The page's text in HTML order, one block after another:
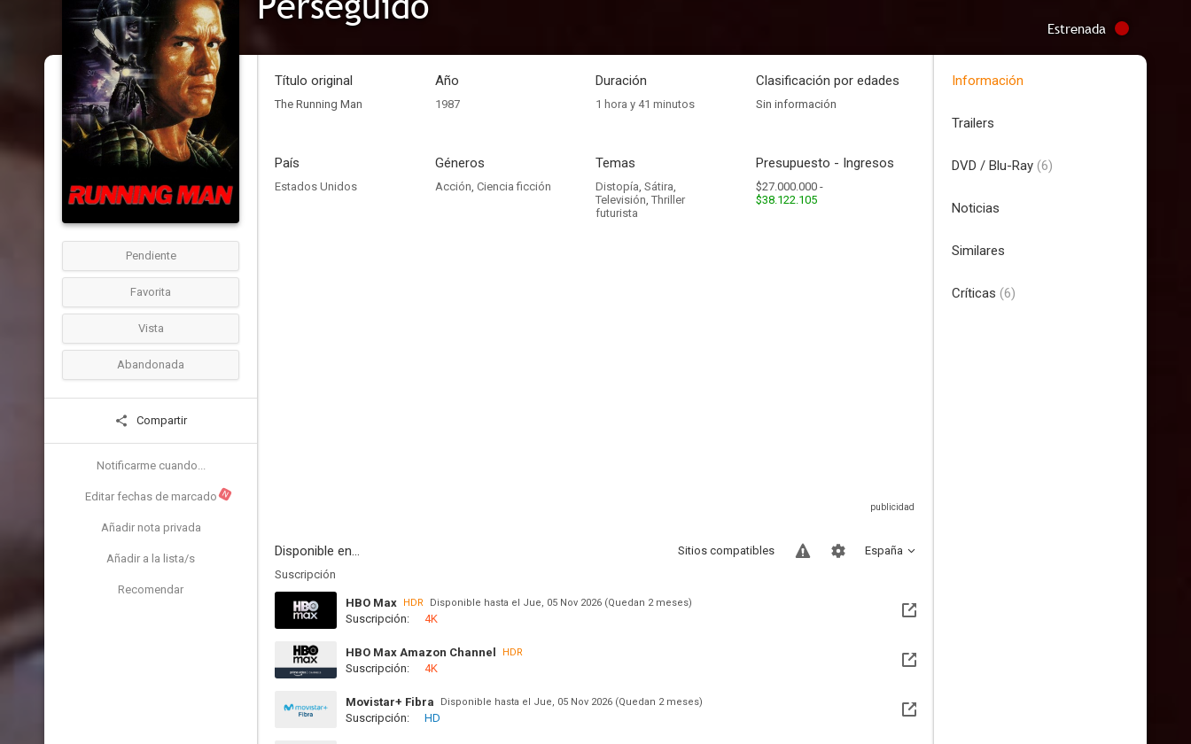
Estrenada
Pendiente
Favorita
Vista
Abandonada
Compartir
Notificarme cuando...
Editar fechas de marcado N
Añadir nota privada
Añadir a la lista/s
Recomendar
Título original
The Running Man
Año
1987
Duración
1 hora y 41 minutos
Clasificación por edades
Sin información
País
Estados Unidos
Géneros
Acción, Ciencia ficción
Temas
Distopía, Sátira,
Televisión, Thriller
futurista
Presupuesto - Ingresos
$27.000.000 -
$38.122.105
Disponible en... España
Sitios compatibles
Suscripción
HBO Max HDR Disponible hasta el Jue, 05 Nov 2026 (Quedan 2 meses)
Suscripción: 4K
HBO Max Amazon Channel HDR
Suscripción: 4K
Movistar+ Fibra Disponible hasta el Jue, 05 Nov 2026 (Quedan 2 meses)
Suscripción: HD
Información
Trailers
DVD / Blu-Ray (6)
Noticias
Similares
Críticas (6)